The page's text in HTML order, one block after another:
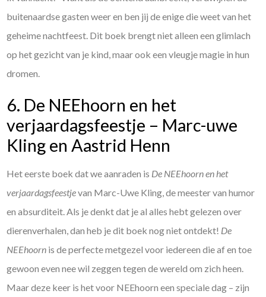
buitenaardse gasten weer en ben jij de enige die weet van het
geheime nachtfeest. Dit boek brengt niet alleen een glimlach
op het gezicht van je kind, maar ook een vleugje magie in hun
dromen.
6. De NEEhoorn en het
verjaardagsfeestje – Marc-uwe
Kling en Aastrid Henn
Het eerste boek dat we aanraden is De NEEhoorn en het
verjaardagsfeestjevan Marc-Uwe Kling, de meester van humor
en absurditeit. Als je denkt dat je al alles hebt gelezen over
dierenverhalen, dan heb je dit boek nog niet ontdekt! De
NEEhoorn is de perfecte metgezel voor iedereen die af en toe
gewoon even nee wil zeggen tegen de wereld om zich heen.
Maar deze keer is het voor NEEhoorn een speciale dag – zijn